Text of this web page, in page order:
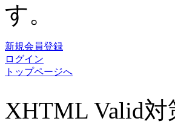
す。
新規会員登録
ログイン
トップページへ
XHTML Valid対